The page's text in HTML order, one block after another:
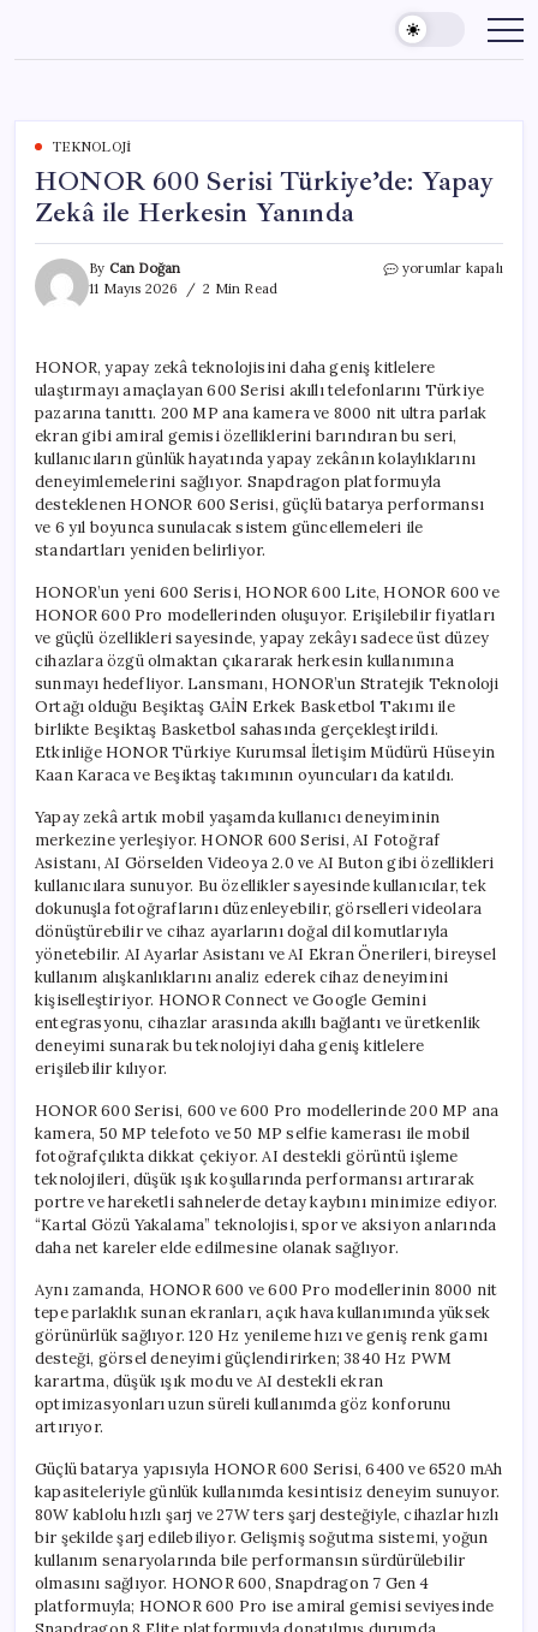
content
TEKNOLOJI
HONOR 600 Serisi Türkiye’de: Yapay
Zekâ ile Herkesin Yanında
By Can Doğan
11 Mayıs 2026
2 Min Read
HONOR
Zekâ
ile
Herkesin
Yanında
için
yorumlar kapalı
HONOR, yapay zekâ teknolojisini daha geniş kitlelere
ulaştırmayı amaçlayan 600 Serisi akıllı telefonlarını Türkiye
pazarına tanıttı. 200 MP ana kamera ve 8000 nit ultra parlak
ekran gibi amiral gemisi özelliklerini barındıran bu seri,
kullanıcıların günlük hayatında yapay zekânın kolaylıklarını
deneyimlemelerini sağlıyor. Snapdragon platformuyla
desteklenen HONOR 600 Serisi, güçlü batarya performansı
ve 6 yıl boyunca sunulacak sistem güncellemeleri ile
standartları yeniden belirliyor.
HONOR’un yeni 600 Serisi, HONOR 600 Lite, HONOR 600 ve
HONOR 600 Pro modellerinden oluşuyor. Erişilebilir fiyatları
ve güçlü özellikleri sayesinde, yapay zekâyı sadece üst düzey
cihazlara özgü olmaktan çıkararak herkesin kullanımına
sunmayı hedefliyor. Lansmanı, HONOR’un Stratejik Teknoloji
Ortağı olduğu Beşiktaş GAİN Erkek Basketbol Takımı ile
birlikte Beşiktaş Basketbol sahasında gerçekleştirildi.
Etkinliğe HONOR Türkiye Kurumsal İletişim Müdürü Hüseyin
Kaan Karaca ve Beşiktaş takımının oyuncuları da katıldı.
Yapay zekâ artık mobil yaşamda kullanıcı deneyiminin
merkezine yerleşiyor. HONOR 600 Serisi, AI Fotoğraf
Asistanı, AI Görselden Videoya 2.0 ve AI Buton gibi özellikleri
kullanıcılara sunuyor. Bu özellikler sayesinde kullanıcılar, tek
dokunuşla fotoğraflarını düzenleyebilir, görselleri videolara
dönüştürebilir ve cihaz ayarlarını doğal dil komutlarıyla
yönetebilir. AI Ayarlar Asistanı ve AI Ekran Önerileri, bireysel
kullanım alışkanlıklarını analiz ederek cihaz deneyimini
kişiselleştiriyor. HONOR Connect ve Google Gemini
entegrasyonu, cihazlar arasında akıllı bağlantı ve üretkenlik
deneyimi sunarak bu teknolojiyi daha geniş kitlelere
erişilebilir kılıyor.
HONOR 600 Serisi, 600 ve 600 Pro modellerinde 200 MP ana
kamera, 50 MP telefoto ve 50 MP selfie kamerası ile mobil
fotoğrafçılıkta dikkat çekiyor. AI destekli görüntü işleme
teknolojileri, düşük ışık koşullarında performansı artırarak
portre ve hareketli sahnelerde detay kaybını minimize ediyor.
“Kartal Gözü Yakalama” teknolojisi, spor ve aksiyon anlarında
daha net kareler elde edilmesine olanak sağlıyor.
Aynı zamanda, HONOR 600 ve 600 Pro modellerinin 8000 nit
tepe parlaklık sunan ekranları, açık hava kullanımında yüksek
görünürlük sağlıyor. 120 Hz yenileme hızı ve geniş renk gamı
desteği, görsel deneyimi güçlendirirken; 3840 Hz PWM
karartma, düşük ışık modu ve AI destekli ekran
optimizasyonları uzun süreli kullanımda göz konforunu
artırıyor.
Güçlü batarya yapısıyla HONOR 600 Serisi, 6400 ve 6520 mAh
kapasiteleriyle günlük kullanımda kesintisiz deneyim sunuyor.
80W kablolu hızlı şarj ve 27W ters şarj desteğiyle, cihazlar hızlı
bir şekilde şarj edilebiliyor. Gelişmiş soğutma sistemi, yoğun
kullanım senaryolarında bile performansın sürdürülebilir
olmasını sağlıyor. HONOR 600, Snapdragon 7 Gen 4
platformuyla; HONOR 600 Pro ise amiral gemisi seviyesinde